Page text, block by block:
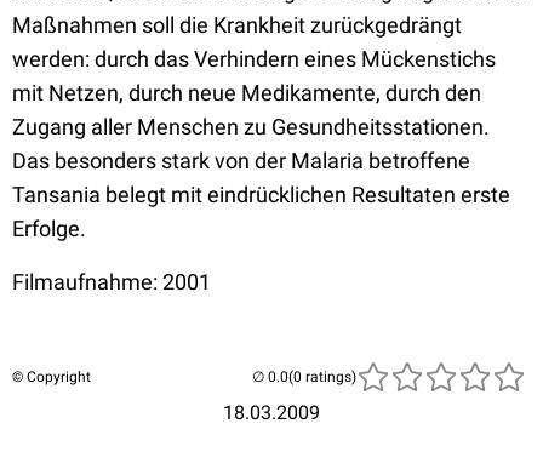
Maßnahmen soll die Krankheit zurückgedrängt
werden: durch das Verhindern eines Mückenstichs
mit Netzen, durch neue Medikamente, durch den
Zugang aller Menschen zu Gesundheitsstationen.
Das besonders stark von der Malaria betroffene
Tansania belegt mit eindrücklichen Resultaten erste
Erfolge.
Filmaufnahme: 2001
© Copyright
18.03.2009
(0 ratings)